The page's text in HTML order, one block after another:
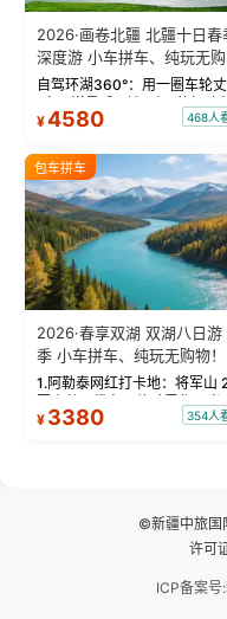
2026·画卷北疆 北疆十日春
深度游 小车拼车、纯玩无购
物！
自驾环湖360°：用一圈车轮
“大西洋最后一滴眼泪”的极致
蓝。 赛湖旅拍：甄选多款风
绝美瞬间。 赛湖坦克300跟
频：专业摄影师...
¥4580 468人
包车拼车
2026·春享双湖 双湖八日游
季 小车拼车、纯玩无购物！
1.阿勒泰网红打卡地：将军山
军山落日缆车，体验雪都风光
将军山，夕阳派对，蹦迪
¥ 3380 354人
©新疆中旅国
许可
ICP备案